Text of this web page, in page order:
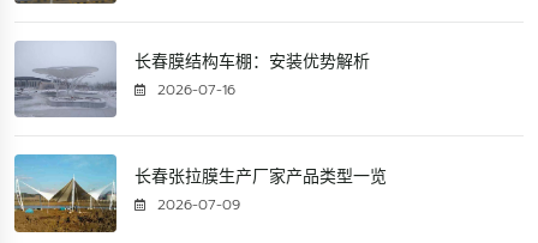
长春膜结构车棚：安装优势解析
2026-07-16
长春张拉膜生产厂家产品类型一览
2026-07-09